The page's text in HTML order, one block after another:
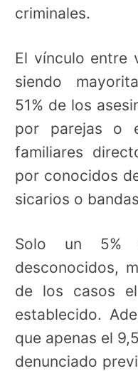
criminales.
El vínculo entre
siendo
51% de los
por parejas o
familiares
por conocidos
sicarios o
Solo un 5%
desconocidos,
de los casos
establecido.
que apenas el
denunciado